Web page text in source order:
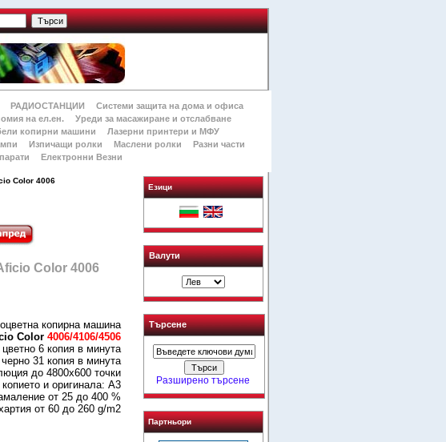
РАДИОСТАНЦИИ
Системи защита на дома и офиса
на ел.ен.
Уреди за масажиране и отслабване
копирни машини
Лазерни принтери и МФУ
Изпичащи ролки Маслени ролки
Разни части
Електронни Везни
Color 4006
Color 4006
копирна машина
Color4006/4106/4506
цветно 6 копия в минута
черно 31 копия в минута
до 4800x600 точки
и оригинала: A3
от 25 до 400 %
от 60 до 260 g/m2
Езици
Валути
Търсене
Разширено търсене
Партньори